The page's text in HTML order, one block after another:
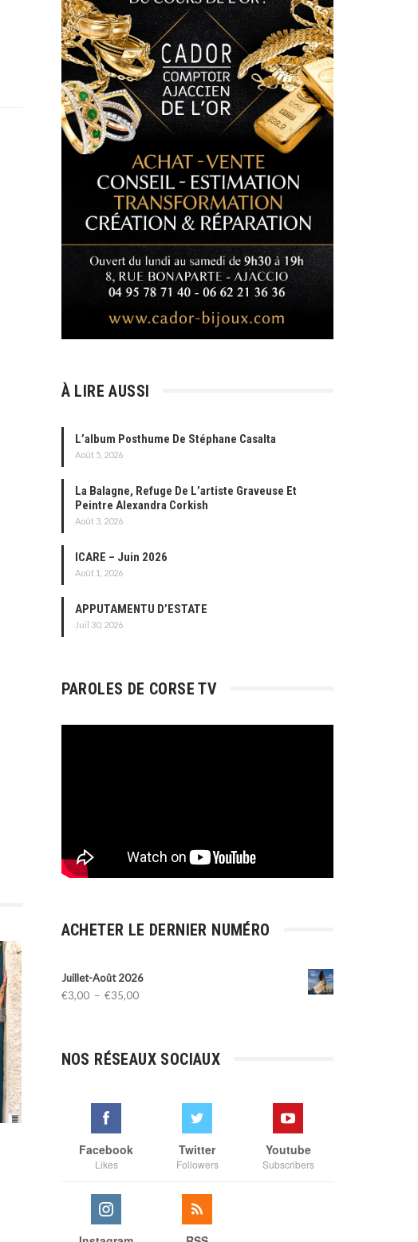
À LIRE AUSSI
L’album Posthume De Stéphane Casalta
Août 5, 2026
La Balagne, Refuge De L’artiste Graveuse Et
Peintre Alexandra Corkish
Août 3, 2026
ICARE – Juin 2026
Août 1, 2026
APPUTAMENTU D’ESTATE
Juil 30, 2026
PAROLES DE CORSE TV
ACHETER LE DERNIER NUMÉRO
Juillet-Août 2026
€3,00 – €35,00Plage
à
NOS RÉSEAUX SOCIAUX
Facebook
Likes
Twitter
Followers
Youtube
Subscribers